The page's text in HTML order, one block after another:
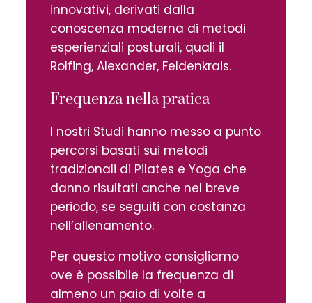
innovativi, derivati dalla
conoscenza moderna di metodi
esperienziali posturali, quali il
Rolfing, Alexander, Feldenkrais.
Frequenza nella pratica
I nostri Studi hanno messo a punto
percorsi basati sui metodi
tradizionali di Pilates e Yoga che
danno risultati anche nel breve
periodo, se seguiti con costanza
nell’allenamento.
Per questo motivo consigliamo
ove è possibile la frequenza di
almeno un paio di volte a